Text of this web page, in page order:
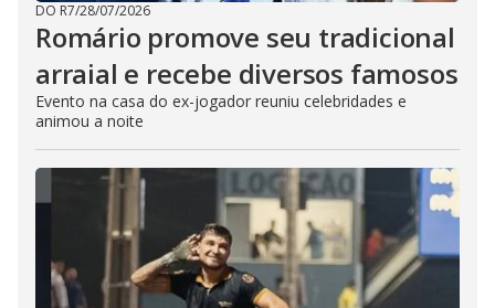
DO R7/28/07/2026
Romário promove seu tradicional
arraial e recebe diversos famosos
Evento na casa do ex-jogador reuniu celebridades e
animou a noite